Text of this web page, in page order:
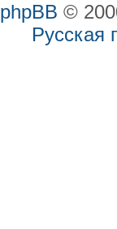
phpBB ©
Русская